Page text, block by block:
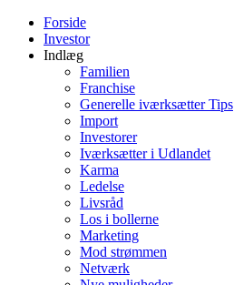
Forside
Investor
Indlæg
Familien
Franchise
Generelle iværksætter Tips
Import
Investorer
Iværksætter i Udlandet
Karma
Ledelse
Livsråd
Los i bollerne
Marketing
Mod strømmen
Netværk